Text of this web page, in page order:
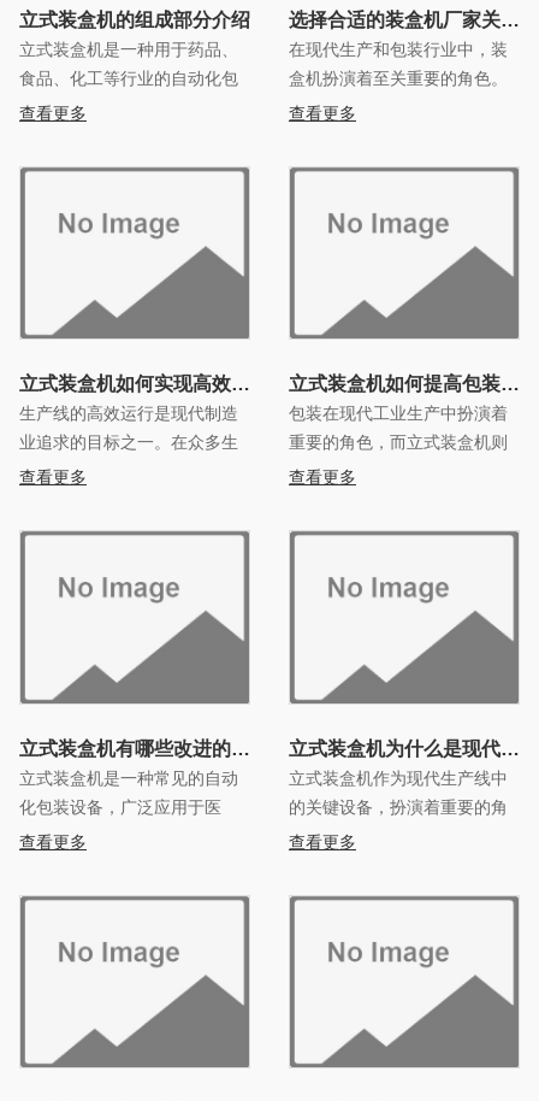
立式装盒机的组成部分介绍
立式装盒机是一种用于药品、
食品、化工等行业的自动化包
装生产设备，其主要作用是将
装。立式装盒机的封箱部分是
查看更多
选择合适的装盒机厂家关键
在现代生产和包装行业中，装
盒机扮演着至关重要的角色。
但是，我们如何选择合适的装
己的生产目标呢？
查看更多
立式装盒机如何实现高效生产线的关键设备？
生产线的高效运行是现代制造
业追求的目标之一。在众多生
产设备中，立式装盒机扮演着
生产线高效运行的关键设备？
查看更多
立式装盒机如何提高包装效
包装在现代工业生产中扮演着
重要的角色，而立式装盒机则
是一种关键的包装设备。那
装效率和质量的呢？下面让我
查看更多
立式装盒机有哪些改进的地方？
立式装盒机是一种常见的自动
化包装设备，广泛应用于医
药、化妆品、食品等行业。近
市场对于包
查看更多
立式装盒机为什么是现代生
立式装盒机作为现代生产线中
的关键设备，扮演着重要的角
色。那么，为什么立式装盒机
呢？让我们深入探讨其中的原
查看更多